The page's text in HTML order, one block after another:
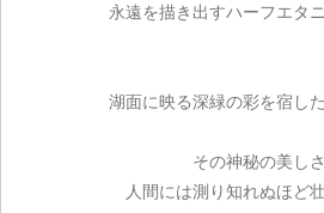
永遠を描き出すハーフエタ
湖面に映る深緑の彩を宿し
その神秘の美し
人間には測り知れぬほど